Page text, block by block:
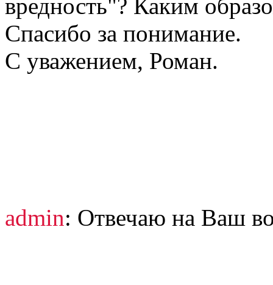
вредность"? Каким
Спасибо за понимание.
С уважением, Роман.
admin: Отвечаю на Ваш